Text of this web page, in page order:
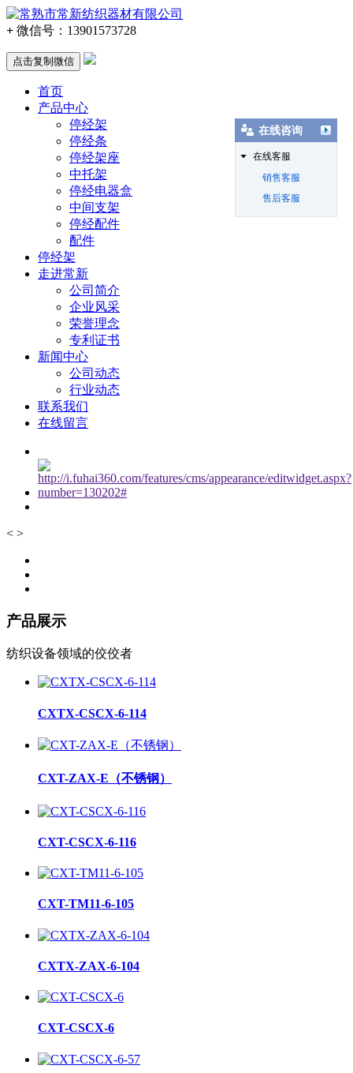
+ 微信号： 13901573728
点击复制微信
首页
产品中心
停经架
停经条
停经架座
中托架
停经电器盒
中间支架
停经配件
配件
停经架
走进常新
公司简介
企业风采
荣誉理念
专利证书
新闻中心
公司动态
行业动态
联系我们
在线留言
< >
产品展示
纺织设备领域的佼佼者
CXTX-CSCX-6-114
CXT-ZAX-E（不锈钢）
CXT-CSCX-6-116
CXT-TM11-6-105
CXTX-ZAX-6-104
CXT-CSCX-6
在线咨询
在线客服
销售客服
售后客服